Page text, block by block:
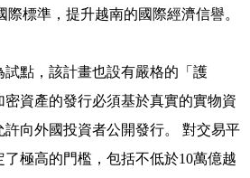
際標準，提升越南的國際經濟信譽。
試點，該計畫也設有嚴格的「護
密資產的發行必須基於真實的實物資
許向外國投資者公開發行。 對交易平
了極高的門檻，包括不低於10萬億越